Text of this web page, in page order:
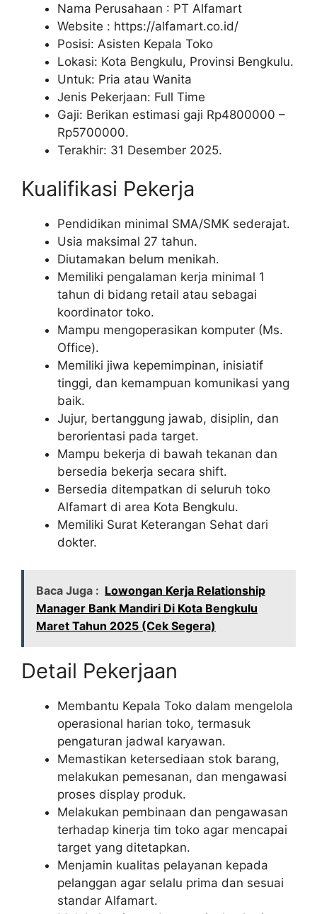
Nama Perusahaan : PT Alfamart
Website : https://alfamart.co.id/
Posisi: Asisten Kepala Toko
Lokasi: Kota Bengkulu, Provinsi Bengkulu.
Untuk: Pria atau Wanita
Jenis Pekerjaan: Full Time
Gaji: Berikan estimasi gaji Rp4800000 –
Rp5700000.
Terakhir: 31 Desember 2025.
Kualifikasi Pekerja
Pendidikan minimal SMA/SMK sederajat.
Usia maksimal 27 tahun.
Diutamakan belum menikah.
Memiliki pengalaman kerja minimal 1
tahun di bidang retail atau sebagai
koordinator toko.
Mampu mengoperasikan komputer (Ms.
Office).
Memiliki jiwa kepemimpinan, inisiatif
tinggi, dan kemampuan komunikasi yang
baik.
Jujur, bertanggung jawab, disiplin, dan
berorientasi pada target.
Mampu bekerja di bawah tekanan dan
bersedia bekerja secara shift.
Bersedia ditempatkan di seluruh toko
Alfamart di area Kota Bengkulu.
Memiliki Surat Keterangan Sehat dari
dokter.
Baca Juga : Lowongan Kerja Relationship
Manager Bank Mandiri Di Kota Bengkulu
Maret Tahun 2025 (Cek Segera)
Detail Pekerjaan
Membantu Kepala Toko dalam mengelola
operasional harian toko, termasuk
pengaturan jadwal karyawan.
Memastikan ketersediaan stok barang,
melakukan pemesanan, dan mengawasi
proses display produk.
Melakukan pembinaan dan pengawasan
terhadap kinerja tim toko agar mencapai
target yang ditetapkan.
Menjamin kualitas pelayanan kepada
pelanggan agar selalu prima dan sesuai
standar Alfamart.